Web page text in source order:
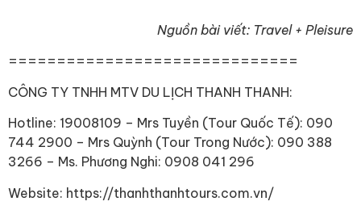
Nguồn bài viết: Travel + Pleisure
==============================
CÔNG TY TNHH MTV DU LỊCH THANH THANH️:
Hotline: 19008109 – Mrs Tuyền (Tour Quốc Tế): 090
744 2900 – Mrs Quỳnh (Tour Trong Nước): 090 388
3266 – Ms. Phương Nghi: 0908 041 296
Website: https://thanhthanhtours.com.vn/